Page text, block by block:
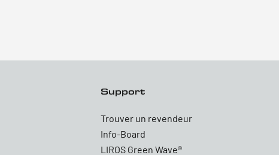
Support
Trouver un revendeur
Info-Board
LIROS Green Wave®